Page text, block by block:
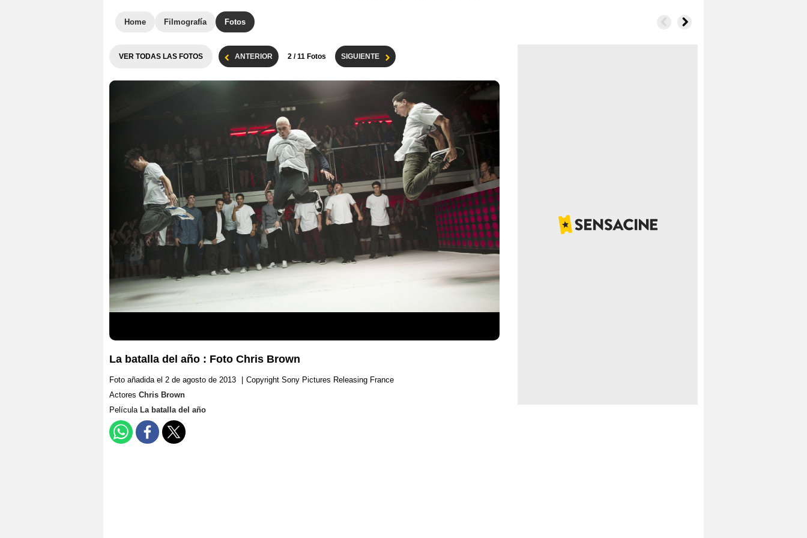
Home Filmografía Fotos
VER TODAS LAS FOTOS ANTERIOR 2 / 11 Fotos SIGUIENTE
La batalla del año : Foto Chris Brown
Foto añadida el 2 de agosto de 2013
Copyright Sony Pictures Releasing France
Actores Chris Brown
Película La batalla del año